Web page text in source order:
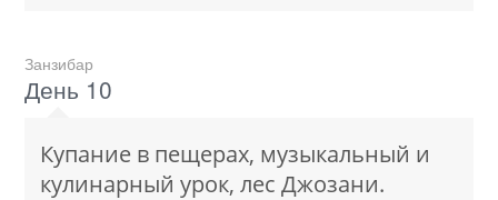
Занзибар
День 10
Купание в пещерах, музыкальный и
кулинарный урок, лес Джозани.